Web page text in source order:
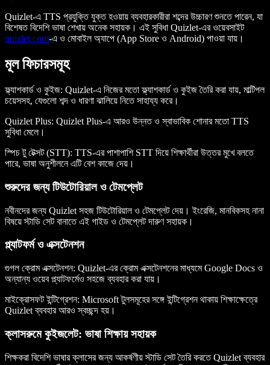
Quizlet-এ TTS প্রযুক্তি যুক্ত হওয়ায় ব্যবহারকারীরা শব্দের উচ্চারণ শুনতে পারেন, যা
বিশেষত বিদেশি ভাষা শেখায় অনেক সহায়ক। এই সুবিধা Quizlet-এর ওয়েবসাইট
quizlet.com-এ ও মোবাইল অ্যাপে (App Store ও Android) পাওয়া যায়।
মূল ফিচারসমূহ
ফ্ল্যাশকার্ড ও কুইজ: Quizlet-এ নিজের মতো ফ্ল্যাশকার্ড ও কুইজ তৈরি করা যায়, মাল্টিপল
চয়েসসহ, যেগুলো শব্দ ও ধারণা ঝালিয়ে নিতে সাহায্য করে।
Quizlet Plus: Quizlet Plus-এ আরও উন্নত ও স্বাভাবিক শোনার মতো TTS
সুবিধা মেলে।
স্পিচ টু টেক্সট (STT): TTS-এর পাশাপাশি STT দিয়ে শিক্ষার্থীরা উত্তর মুখে বলতে
পারে, ভাষা অনুশীলনে এটি বেশ কাজে দেয়।
শুরুদের জন্য টিউটোরিয়াল ও টেমপ্লেট
নবীনদের জন্য Quizlet সহজ টিউটোরিয়াল ও টেমপ্লেট দেয়। ইংরেজি, মানবিকসহ নানা
বিষয়ে স্টাডি সেট বানাতে এই গাইড ও টেমপ্লেট দারুণ সহায়ক।
প্ল্যাটফর্ম ও এক্সটেনশন
গুগল ক্রোম এক্সটেনশন: Quizlet-এর ক্রোম এক্সটেনশনের মাধ্যমে Google Docs ও
অন্যান্য ওয়েব প্ল্যাটফর্মেও সহজে ব্যবহার করা যায়।
মাইক্রোসফট ইন্টিগ্রেশন: Microsoft টুলসমূহের সঙ্গে ইন্টিগ্রেশন থাকায় শিক্ষাক্ষেত্রে
Quizlet ব্যবহার আরও স্বচ্ছন্দ হয়।
ক্লাসরুমে কুইজলেট: ভাষা শিক্ষায় সহায়ক
শিক্ষকরা বিদেশি ভাষার ক্লাসের জন্য আকর্ষণীয় স্টাডি সেট তৈরি করতে Quizlet ব্যবহার